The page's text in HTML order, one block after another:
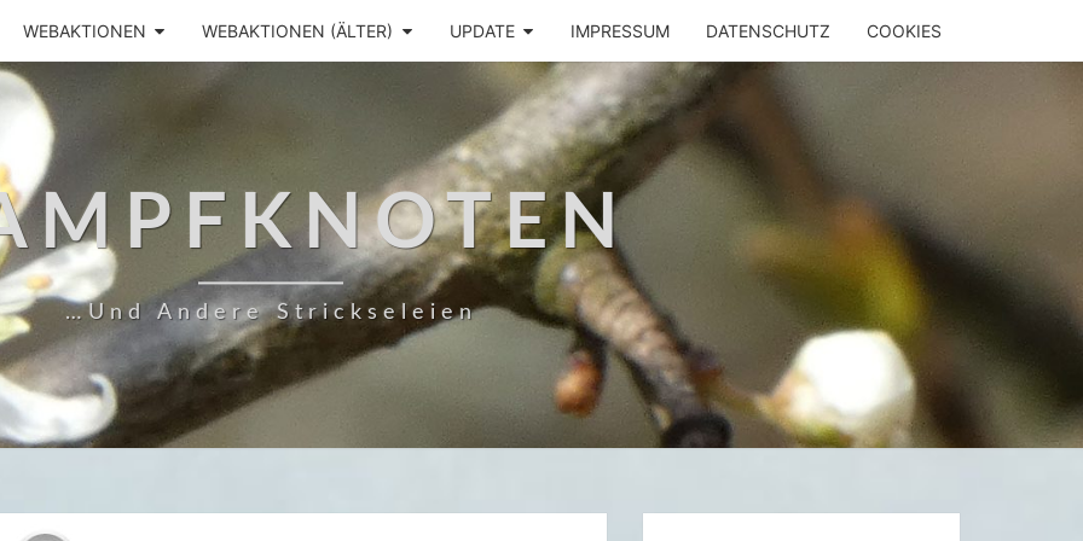
WEBAKTIONEN WEBAKTIONEN (ÄLTER) UPDATE IMPRESSUM DATENSCHUTZ COOKIES
…und Andere Strickseleien